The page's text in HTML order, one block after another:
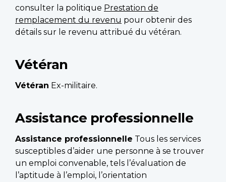
consulter la politique Prestation de
remplacement du revenu pour obtenir des
détails sur le revenu attribué du vétéran.
Vétéran
Vétéran Ex-militaire.
Assistance professionnelle
Assistance professionnelle Tous les services
susceptibles d’aider une personne à se trouver
un emploi convenable, tels l’évaluation de
l’aptitude à l’emploi, l’orientation